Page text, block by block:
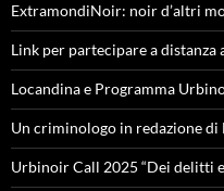
ExtramondiNoir: noir d’altri
Link per partecipare a distanza
Locandina e Programma
Un criminologo in redazione di
Urbinoir Call 2025 “Dei delitti